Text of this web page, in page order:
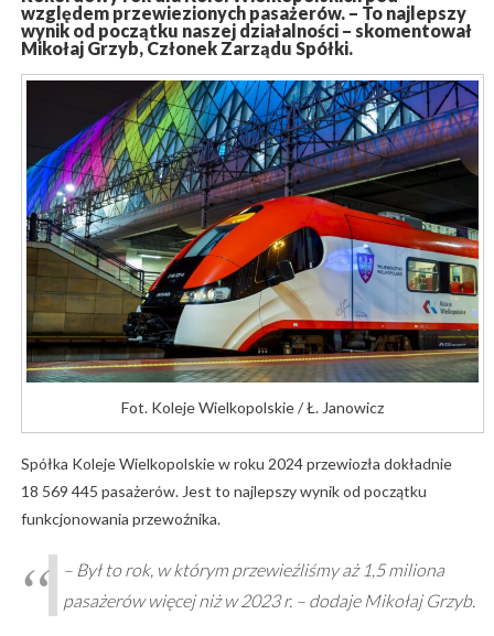
względem przewiezionych pasażerów. – To najlepszy
wynik od początku naszej działalności – skomentował
Mikołaj Grzyb, Członek Zarządu Spółki.
Fot. Koleje Wielkopolskie / Ł. Janowicz
Spółka Koleje Wielkopolskie w roku 2024 przewiozła dokładnie
18 569 445 pasażerów. Jest to najlepszy wynik od początku
funkcjonowania przewoźnika.
– Był to rok, w którym przewieźliśmy aż 1,5 miliona
pasażerów więcej niż w 2023 r. – dodaje Mikołaj Grzyb.